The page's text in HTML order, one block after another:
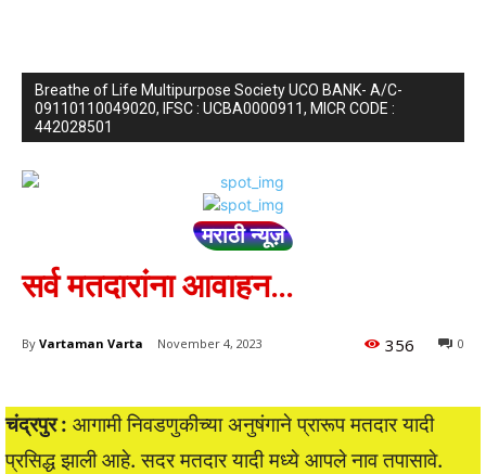
Breathe of Life Multipurpose Society UCO BANK- A/C-
09110110049020, IFSC : UCBA0000911, MICR CODE :
442028501
मराठी न्यूज़
सर्व मतदारांना आवाहन…
By Vartaman Varta November 4, 2023 0
356
चंद्रपुर : आगामी निवडणुकीच्या अनुषंगाने प्रारूप मतदार यादी
प्रसिद्ध झाली आहे. सदर मतदार यादी मध्ये आपले नाव तपासावे.